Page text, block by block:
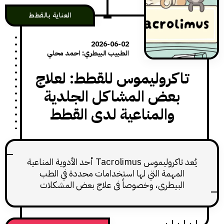
العناية بالقطط
2026-06-02
الطبيب البيطري: احمد محلي
للقطط: لعلاج
بعض المشاكل الجلدية
والمناعية لدى القطط
يُعد تاكروليموس Tacrolimus أحد الأدوية المناعية
المهمة التي لها استخدامات محددة في الطب
البيطري، وخصوصاً في علاج بعض المشكلات
والمناعية لدى القطط. ينتمي الدواء إلى
مثبطات الكالسينيورين، ويتميز بفعاليته
خاصة عند استخدامه موضعياً في حالات